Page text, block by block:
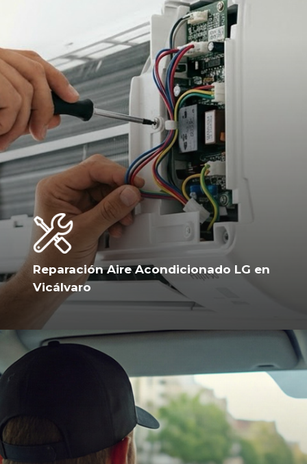
Reparación Aire Acondicionado LG en
Vicálvaro